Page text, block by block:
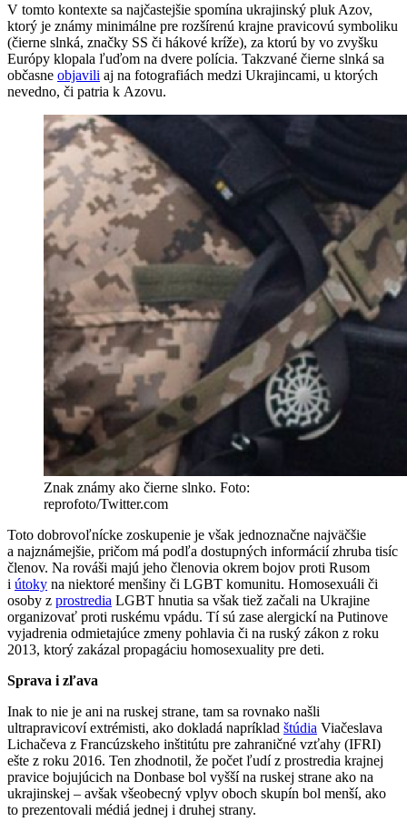
V tomto kontexte sa najčastejšie spomína ukrajinský pluk Azov,
ktorý je známy minimálne pre rozšírenú krajne pravicovú symboliku
(čierne slnká, značky SS či hákové kríže), za ktorú by vo zvyšku
Európy klopala ľuďom na dvere polícia. Takzvané čierne slnká sa
občasne objavili aj na fotografiách medzi Ukrajincami, u ktorých
nevedno, či patria k Azovu.
Znak známy ako čierne slnko. Foto:
reprofoto/Twitter.com
Toto dobrovoľnícke zoskupenie je však jednoznačne najväčšie
a najznámejšie, pričom má podľa dostupných informácií zhruba tisíc
členov. Na rováši majú jeho členovia okrem bojov proti Rusom
i útoky na niektoré menšiny či LGBT komunitu. Homosexuáli či
osoby z prostredia LGBT hnutia sa však tiež začali na Ukrajine
organizovať proti ruskému vpádu. Tí sú zase alergickí na Putinove
vyjadrenia odmietajúce zmeny pohlavia či na ruský zákon z roku
2013, ktorý zakázal propagáciu homosexuality pre deti.
Sprava i zľava
Inak to nie je ani na ruskej strane, tam sa rovnako našli
ultrapravicoví extrémisti, ako dokladá napríklad štúdia Viačeslava
Lichačeva z Francúzskeho inštitútu pre zahraničné vzťahy (IFRI)
ešte z roku 2016. Ten zhodnotil, že počet ľudí z prostredia krajnej
pravice bojujúcich na Donbase bol vyšší na ruskej strane ako na
ukrajinskej – avšak všeobecný vplyv oboch skupín bol menší, ako
to prezentovali médiá jednej i druhej strany.